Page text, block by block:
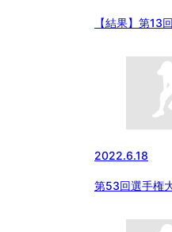
【結果】第13
2022.6.18
第53回選手権